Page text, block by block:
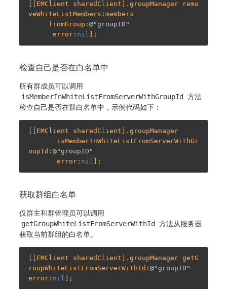
[[EMClient sharedClient].groupManager remo
veWhiteListMembers:members
     fromGroup:
@"groupID"
      error:
nil
检查自己是否在白名单中
所有群成员可以调用
isMemberInWhiteListFromServerWithGroupId
方法
检查自己是否在群白名单中，示例代码如下：
[[EMClient sharedClient].groupManager
oupId: @"groupID"
       error:
nil
获取群组白名单
仅群主和群管理员可以调用
getGroupWhiteListFromServerWithId
方法从服务器
获取当前群组的白名单。
[[EMClient sharedClient].groupManager getG
roupWhiteListFromServerWithId: @"groupID"
error: nil